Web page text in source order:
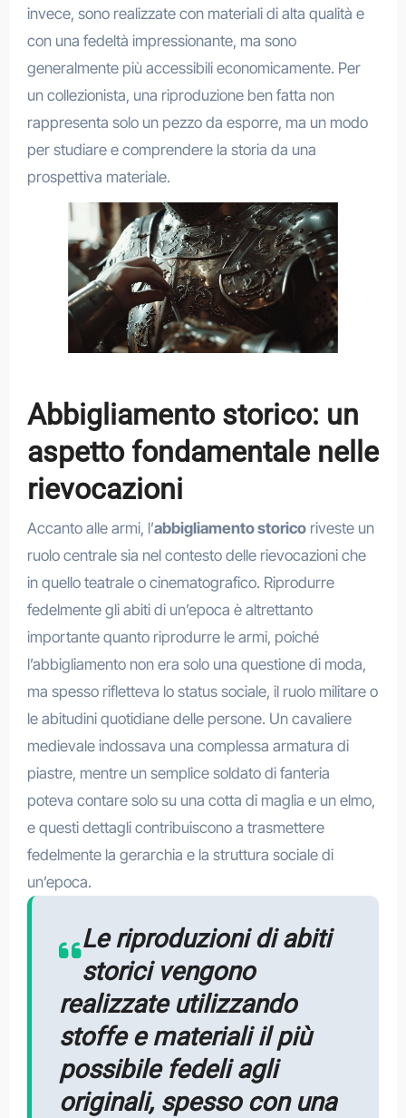
invece, sono realizzate con materiali di alta qualità e
con una fedeltà impressionante, ma sono
generalmente più accessibili economicamente. Per
un collezionista, una riproduzione ben fatta non
rappresenta solo un pezzo da esporre, ma un modo
per studiare e comprendere la storia da una
prospettiva materiale.
Abbigliamento storico: un
aspetto fondamentale nelle
rievocazioni
Accanto alle armi, l’abbigliamento storicoriveste un
ruolo centrale sia nel contesto delle rievocazioni che
in quello teatrale o cinematografico. Riprodurre
fedelmente gli abiti di un’epoca è altrettanto
importante quanto riprodurre le armi, poiché
l’abbigliamento non era solo una questione di moda,
ma spesso rifletteva lo status sociale, il ruolo militare o
le abitudini quotidiane delle persone. Un cavaliere
medievale indossava una complessa armatura di
piastre, mentre un semplice soldato di fanteria
poteva contare solo su una cotta di maglia e un elmo,
e questi dettagli contribuiscono a trasmettere
fedelmente la gerarchia e la struttura sociale di
un’epoca.
Le riproduzioni di abiti
storici vengono
realizzate utilizzando
stoffe e materiali il più
possibile fedeli agli
originali, spesso con una